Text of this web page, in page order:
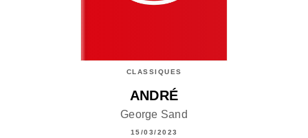
CLASSIQUES
ANDRÉ
George Sand
15/03/2023